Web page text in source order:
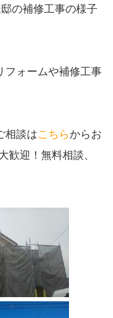
の補修工事の様子
フォームや補修工事
相談はこちらからお
歓迎！無料相談、